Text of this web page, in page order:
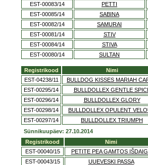
EST-00083/14
PETTI
EST-00085/14
SABINA
EST-00082/14
SAMURAI
EST-00081/14
STIV
EST-00084/14
STIVA
EST-00080/14
SULTAN
Registrikood Nimi
EST-04238/11
BULLDOG KISSES MARIAH
EST-00295/14
BULLDOLLEX GENTLE
EST-00296/14
BULLDOLLEX GLORY
EST-00298/14
BULLDOLLEX OPULENT
EST-00297/14
BULLDOLLEX TRIUMPH
Sünnikuupäev: 27.10.2014
Registrikood
Nimi
EST-00040/15
PETITE PEA GAMTOS
EST-00043/15
UUEVESKI PASSA